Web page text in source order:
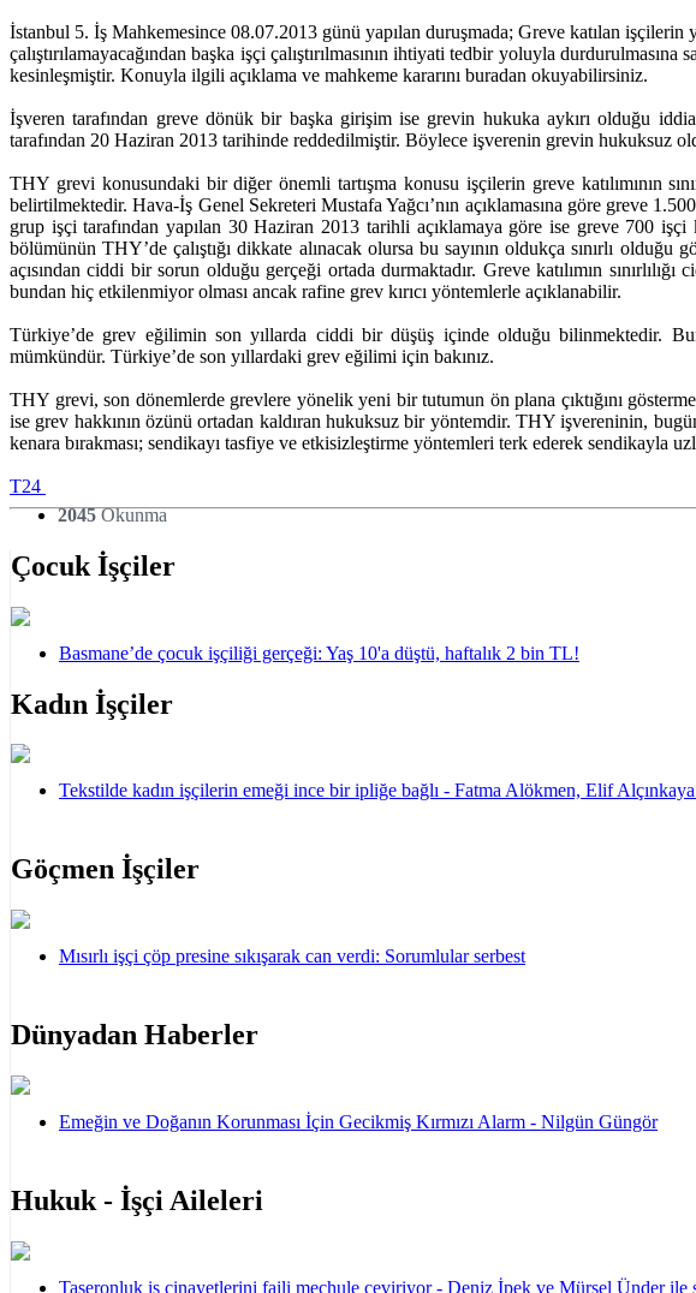
İstanbul 5. İş Mahkemesince 08.07.2013 günü yapılan duruşmada; Greve katılan işçilerin
çalıştırılamayacağından başka işçi çalıştırılmasının ihtiyati tedbir yoluyla
kesinleşmiştir. Konuyla ilgili açıklama ve mahkeme kararını buradan okuyabilirsiniz.
İşveren tarafından greve dönük bir başka girişim ise grevin hukuka aykırı olduğu
tarafından 20 Haziran 2013 tarihinde reddedilmiştir. Böylece işverenin grevin hukuksuz
THY grevi konusundaki bir diğer önemli tartışma konusu işçilerin greve katılımının
belirtilmektedir. Hava-İş Genel Sekreteri Mustafa Yağcı’nın açıklamasına göre greve
grup işçi tarafından yapılan 30 Haziran 2013 tarihli açıklamaya göre ise greve 700
bölümünün THY’de çalıştığı dikkate alınacak olursa bu sayının oldukça sınırlı
açısından ciddi bir sorun olduğu gerçeği ortada durmaktadır. Greve katılımın
bundan hiç etkilenmiyor olması ancak rafine grev kırıcı yöntemlerle açıklanabilir.
Türkiye’de grev eğilimin son yıllarda ciddi bir düşüş içinde olduğu bilinmektedir.
mümkündür. Türkiye’de son yıllardaki grev eğilimi için bakınız.
THY grevi, son dönemlerde grevlere yönelik yeni bir tutumun ön plana çıktığını
ise grev hakkının özünü ortadan kaldıran hukuksuz bir yöntemdir. THY işvereninin,
kenara bırakması; sendikayı tasfiye ve etkisizleştirme yöntemleri terk ederek sendikayla
T24
2045Okunma
Çocuk İşçiler
Basmane’de çocuk işçiliği gerçeği: Yaş 10'a düştü, haftalık 2 bin TL!
Kadın İşçiler
Tekstilde kadın işçilerin emeği ince bir ipliğe bağlı - Fatma Alökmen, Elif
Göçmen İşçiler
Mısırlı işçi çöp presine sıkışarak can verdi: Sorumlular serbest
Dünyadan Haberler
Emeğin ve Doğanın Korunması İçin Gecikmiş Kırmızı Alarm - Nilgün Güngör
Hukuk - İşçi Aileleri
Taşeronluk iş cinayetlerini faili meçhule çeviriyor - Deniz İpek ve Mürsel Ünder ile